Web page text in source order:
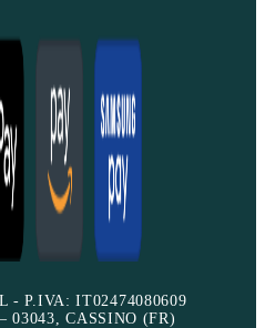
- P.IVA: IT02474080609
03043, CASSINO (FR)